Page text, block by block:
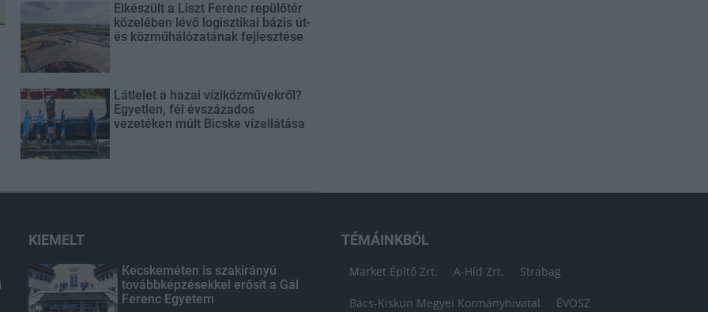
Elkészült a Liszt Ferenc repülőtér
közelében lévő logisztikai bázis út-
és közműhálózatának fejlesztése
Látlelet a hazai víziközművekről?
Egyetlen, fél évszázados
vezetéken múlt Bicske vízellátása
KIEMELT
Kecskeméten is szakirányú
továbbképzésekkel erősít a Gál
Ferenc Egyetem
TÉMÁINKBÓL
Market Építő Zrt. A-Híd Zrt. Strabag
Bács-Kiskun Megyei Kormányhivatal ÉVOSZ